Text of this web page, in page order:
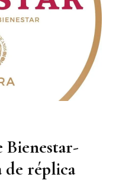
Bienestar-
de réplica